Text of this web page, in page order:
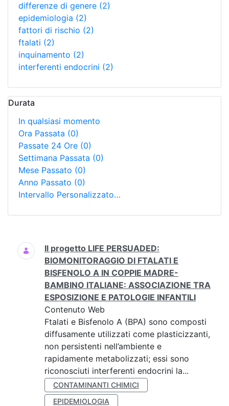
differenze di genere (2)
epidemiologia (2)
fattori di rischio (2)
ftalati (2)
inquinamento (2)
interferenti endocrini (2)
Durata
In qualsiasi momento
Ora Passata (0)
Passate 24 Ore (0)
Settimana Passata (0)
Mese Passato (0)
Anno Passato (0)
Intervallo Personalizzato…
Ricerca
Il progetto LIFE PERSUADED:
BIOMONITORAGGIO DI FTALATI E
BISFENOLO A IN COPPIE MADRE-
BAMBINO ITALIANE: ASSOCIAZIONE TRA
ESPOSIZIONE E PATOLOGIE INFANTILI
Contenuto Web
Ftalati e Bisfenolo A (BPA) sono composti
diffusamente utilizzati come plasticizzanti,
non persistenti nell’ambiente e
rapidamente metabolizzati; essi sono
riconosciuti interferenti endocrini la...
CONTAMINANTI CHIMICI
EPIDEMIOLOGIA